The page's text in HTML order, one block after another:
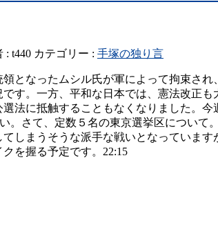
: t440 カテゴリー : 手塚の独り言
となったムシル氏が軍によって拘束さ
す。一方、平和な日本では、憲法改正
法に抵触することもなくなりました。
。さて、定数５名の東京選挙区につい
しまうそうな派手な戦いとなっていま
を握る予定です。22:15